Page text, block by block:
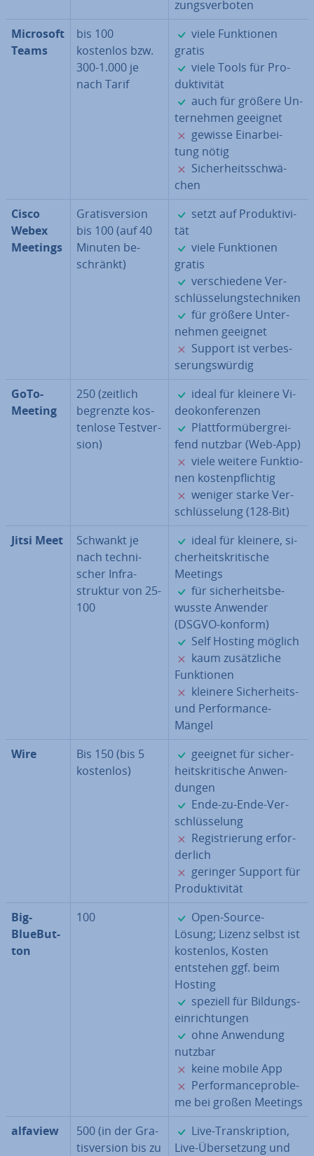
zungs­ver­bo­ten
Microsoft
Teams
bis 100
kostenlos bzw.
300-1.000 je
nach Tarif
✓
viele Funk­tio­nen
gratis
✓
viele Tools für Pro­
duk­ti­vi­tät
✓
auch für größere Un­
ter­neh­men geeignet
✗
gewisse Ein­ar­bei­
tung nötig
✗
Si­cher­heits­schwä­
chen
Cisco
Webex
Meetings
Gra­tis­ver­si­on
bis 100 (auf 40
Minuten be­
schränkt)
✓
setzt auf Pro­duk­ti­vi­
tät
✓
viele Funk­tio­nen
gratis
✓
ver­schie­de­ne Ver­
schlüs­se­lungs­tech­ni­ken
✓
für größere Un­ter­
neh­men geeignet
✗
Support ist ver­bes­
se­rungs­wür­dig
Go­To­
Mee­ting
250 (zeitlich
begrenzte kos­
ten­lo­se Test­ver­
si­on)
✓
ideal für kleinere Vi­
deo­kon­fe­ren­zen
✓
Platt­form­über­grei­
fend nutzbar (Web-App)
✗
viele weitere Funk­tio­
nen kos­ten­pflich­tig
✗
weniger starke Ver­
schlüs­se­lung (128-Bit)
Jitsi Meet
Schwankt je
nach tech­ni­
scher In­fra­
struk­tur von 25-
100
✓
ideal für kleinere, si­
cher­heits­kri­ti­sche
Meetings
✓
für si­cher­heits­be­
wuss­te Anwender
(DSGVO-konform)
✓
Self Hosting möglich
✗
kaum zu­sätz­li­che
Funk­tio­nen
✗
kleinere Si­cher­heits-
und Per­for­mance-
Mängel
Wire
Bis 150 (bis 5
kostenlos)
✓
geeignet für si­cher­
heits­kri­ti­sche An­wen­
dun­gen
✓
Ende-zu-Ende-Ver­
schlüs­se­lung
✗
Re­gis­trie­rung er­for­
der­lich
✗
geringer Support für
Pro­duk­ti­vi­tät
Big­
BlueBut­
ton
100 ✓
Open-Source-
Lösung; Lizenz selbst ist
kostenlos, Kosten
entstehen ggf. beim
Hosting
✓
speziell für Bil­dungs­
ein­rich­tun­gen
✓
ohne Anwendung
nutzbar
✗
keine mobile App
✗
Per­for­man­ce­pro­ble­
me bei großen Meetings
alfaview
500 (in der Gra­
tis­ver­si­on bis zu
✓
Live-Tran­skrip­ti­on,
Live-Über­set­zung und